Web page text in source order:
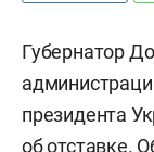
Губернатор
президента
об отставке.